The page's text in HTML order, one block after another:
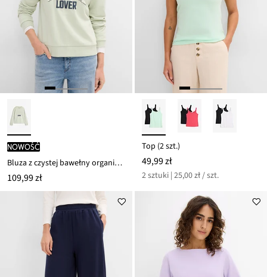
nowość
Bluza z czystej bawełny organicznej z wypukłym nadrukiem
109,99 zł
Top (2 szt.)
49,99 zł
2 sztuki | 25,00 zł / szt.